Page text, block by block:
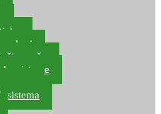
mreže
sisteme
sistema